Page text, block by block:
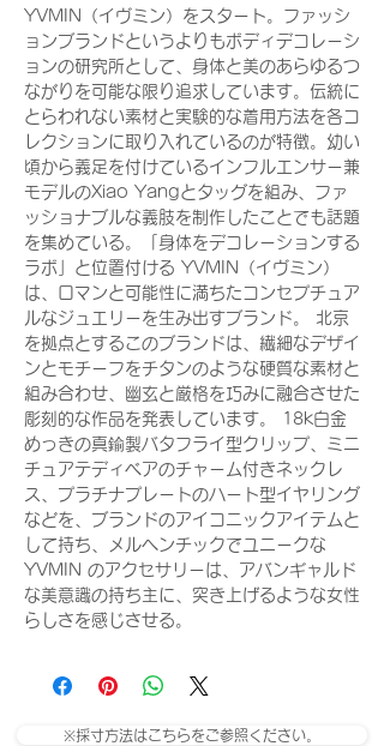
YVMIN（イヴミン）をスタート。ファッシ
ョンブランドというよりもボディデコレーシ
ョンの研究所として、身体と美のあらゆるつ
ながりを可能な限り追求しています。伝統に
とらわれない素材と実験的な着用方法を各コ
レクションに取り入れているのが特徴。幼い
頃から義足を付けているインフルエンサー兼
モデルのXiao Yangとタッグを組み、ファ
ッショナブルな義肢を制作したことでも話題
を集めている。「身体をデコレーションする
ラボ」と位置付ける YVMIN（イヴミン）
は、ロマンと可能性に満ちたコンセプチュア
ルなジュエリーを生み出すブランド。 北京
を拠点とするこのブランドは、繊細なデザイ
ンとモチーフをチタンのような硬質な素材と
組み合わせ、幽玄と厳格を巧みに融合させた
彫刻的な作品を発表しています。 18k白金
めっきの真鍮製バタフライ型クリップ、ミニ
チュアテディベアのチャーム付きネックレ
ス、プラチナプレートのハート型イヤリング
などを、ブランドのアイコニックアイテムと
して持ち、メルヘンチックでユニークな
YVMIN のアクセサリーは、アバンギャルド
な美意識の持ち主に、突き上げるような女性
らしさを感じさせる。
※採寸方法はこちらをご参照ください。